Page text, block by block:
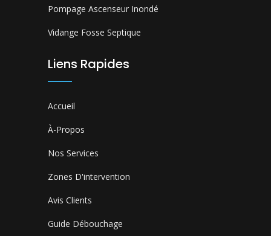
Pompage Ascenseur Inondé
Vidange Fosse Septique
Liens Rapides
Accueil
À-Propos
Nos Services
Zones D'intervention
Avis Clients
Guide Débouchage